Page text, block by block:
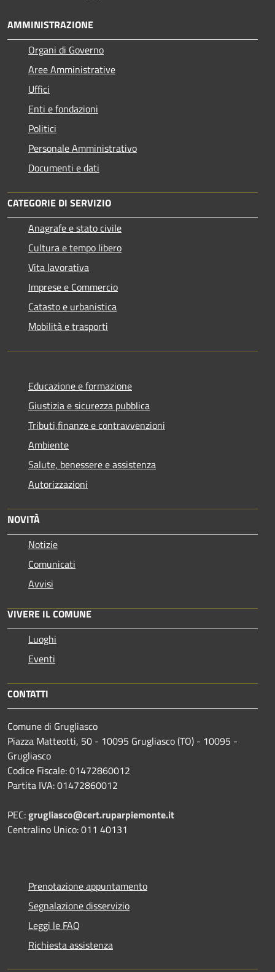
AMMINISTRAZIONE
Organi di Governo
Aree Amministrative
Uffici
Enti e fondazioni
Politici
Personale Amministrativo
Documenti e dati
CATEGORIE DI SERVIZIO
Anagrafe e stato civile
Cultura e tempo libero
Vita lavorativa
Imprese e Commercio
Catasto e urbanistica
Mobilità e trasporti
Educazione e formazione
Giustizia e sicurezza pubblica
Tributi,finanze e contravvenzioni
Ambiente
Salute, benessere e assistenza
Autorizzazioni
NOVITÀ
Notizie
Comunicati
Avvisi
VIVERE IL COMUNE
Luoghi
Eventi
CONTATTI
Comune di Grugliasco
Piazza Matteotti, 50 - 10095 Grugliasco (TO) - 10095 -
Grugliasco
Codice Fiscale: 01472860012
Partita IVA: 01472860012
PEC:grugliasco@cert.ruparpiemonte.it
Centralino Unico: 011 40131
Prenotazione appuntamento
Segnalazione disservizio
Leggi le FAQ
Richiesta assistenza